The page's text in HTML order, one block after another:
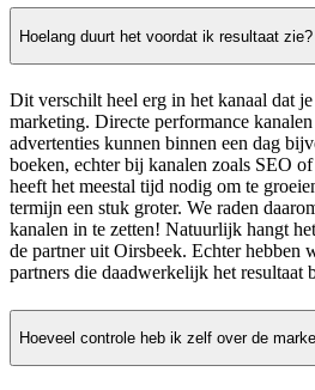
Hoelang duurt het voordat ik resultaat zie?
Dit verschilt heel erg in het kanaal dat
marketing. Directe performance
advertenties kunnen binnen een dag
boeken, echter bij kanalen zoals SEO
heeft het meestal tijd nodig om te
termijn een stuk groter. We raden
kanalen in te zetten! Natuurlijk hangt
de partner uit Oirsbeek. Echter hebben
partners die daadwerkelijk het resultaat
Hoeveel controle heb ik zelf over de